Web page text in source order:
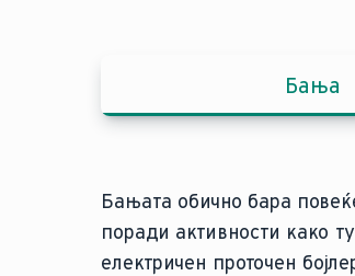
Бања
Бањата обично бара
поради активности како
електричен проточен
Во кујната,
во бањата, главно
готвење. Доволен е
Електричните проточни
најисплатливо решение,
потрошувачка на вода,